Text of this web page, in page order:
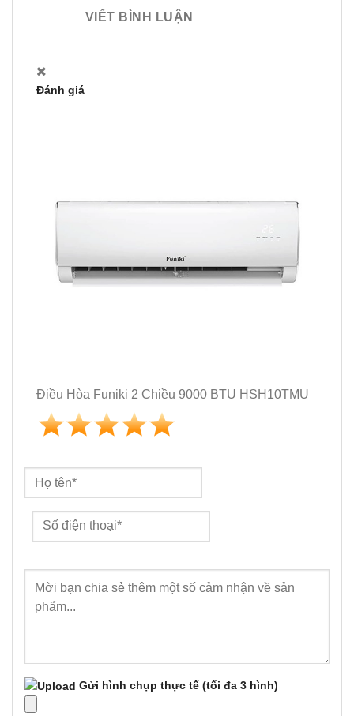
VIẾT BÌNH LUẬN
Đánh giá
Điều Hòa Funiki 2 Chiều 9000 BTU HSH10TMU
Gửi hình chụp thực tế (tối đa 3 hình)